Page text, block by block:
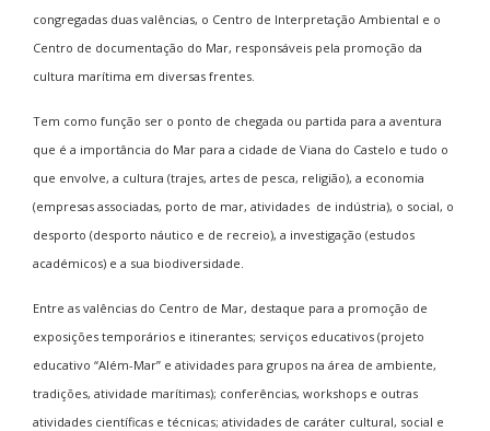
congregadas duas valências, o Centro de Interpretação Ambiental e o
Centro de documentação do Mar, responsáveis pela promoção da
cultura marítima em diversas frentes.
Tem como função ser o ponto de chegada ou partida para a aventura
que é a importância do Mar para a cidade de Viana do Castelo e tudo o
que envolve, a cultura (trajes, artes de pesca, religião), a economia
(empresas associadas, porto de mar, atividades de indústria), o social, o
desporto (desporto náutico e de recreio), a investigação (estudos
académicos) e a sua biodiversidade.
Entre as valências do Centro de Mar, destaque para a promoção de
exposições temporários e itinerantes; serviços educativos (projeto
educativo “Além-Mar” e atividades para grupos na área de ambiente,
tradições, atividade marítimas); conferências, workshops e outras
atividades científicas e técnicas; atividades de caráter cultural, social e